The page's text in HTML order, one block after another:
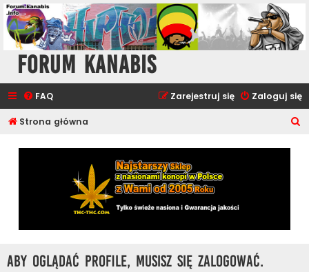
Forum Kanabis
FAQ Zaloguj się
Zarejestruj się
Strona główna
Aby oglądać profile, musisz się zalogować.